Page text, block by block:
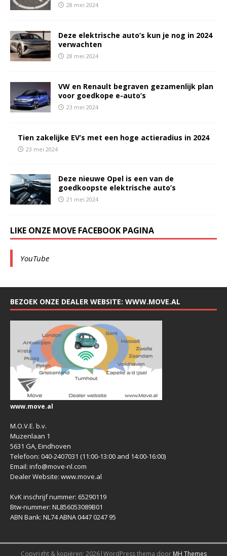
28 mei 2024
Deze elektrische auto’s kun je nog in 2024
verwachten
28 mei 2024
VW en Renault begraven gezamenlijk plan
voor goedkope e-auto’s
23 mei 2024
Tien zakelijke EV’s met een hoge actieradius in 2024
23 mei 2024
Deze nieuwe Opel is een van de
goedkoopste elektrische auto’s
21 mei 2024
LIKE ONZE MOVE FACEBOOK PAGINA
YouTube
BEZOEK ONZE DEALER WEBSITE: WWW.MOVE.AL
www.move.al
M.O.V.E. b.v.
Muzenlaan 1
5631 GA, Eindhoven
Telefoon: 040-2407031 (11:00-13:00 and 14:00-16:00)
Email: info@move-nl.com
Dealer Website: www.move.al
KvK inschrijf nummer: 65290119
Btw-nummer: NL856053089B01
ABN Bank: NL74 ABNA 0447 0247 95
Copyright & kopiëren; 2026|WordPress thema door MH Themes